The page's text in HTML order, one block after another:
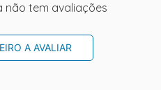
não tem avaliações
A AVALIAR